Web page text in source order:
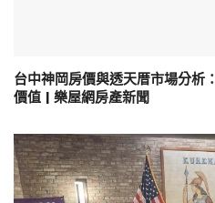
台中神岡房價與透天厝市場分析
價值 | 樂屋網房產新聞